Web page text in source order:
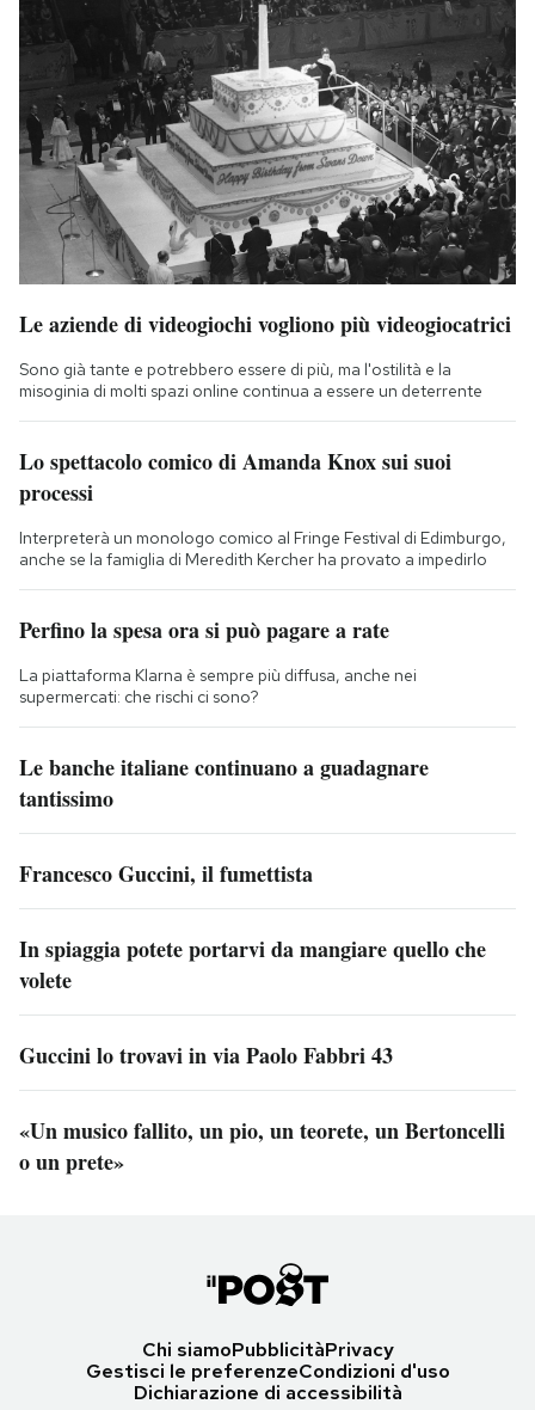
Le aziende di videogiochi vogliono più videogiocatrici
Sono già tante e potrebbero essere di più, ma l'ostilità e la
misoginia di molti spazi online continua a essere un deterrente
Lo spettacolo comico di Amanda Knox sui suoi
processi
Interpreterà un monologo comico al Fringe Festival di Edimburgo,
anche se la famiglia di Meredith Kercher ha provato a impedirlo
Perfino la spesa ora si può pagare a rate
La piattaforma Klarna è sempre più diffusa, anche nei
supermercati: che rischi ci sono?
Le banche italiane continuano a guadagnare
tantissimo
Francesco Guccini, il fumettista
In spiaggia potete portarvi da mangiare quello che
volete
Guccini lo trovavi in via Paolo Fabbri 43
«Un musico fallito, un pio, un teorete, un Bertoncelli
o un prete»
Chi siamoPubblicitàPrivacy
Gestisci le preferenzeCondizioni d'uso
Dichiarazione di accessibilità